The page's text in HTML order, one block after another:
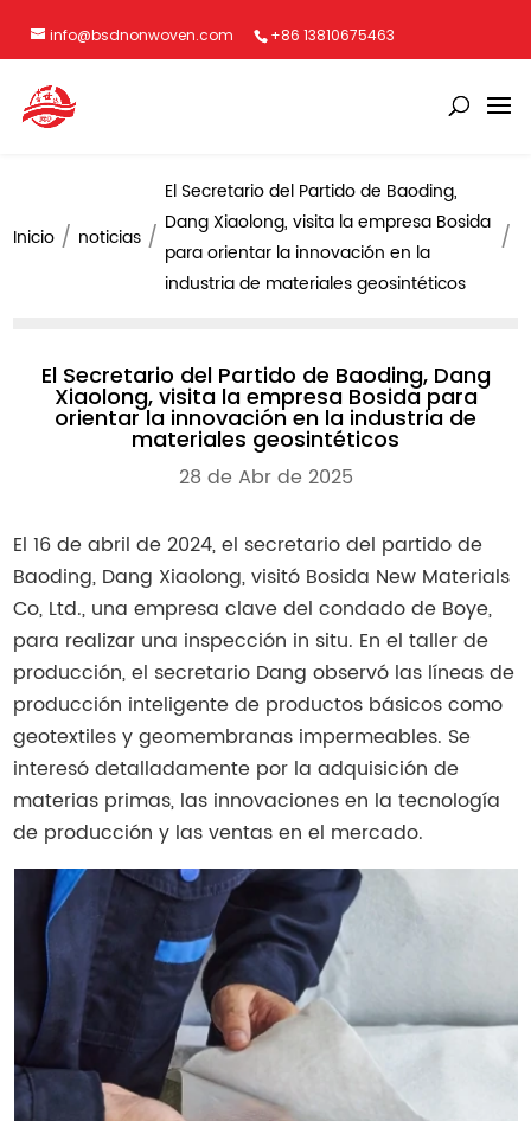
info@bsdnonwoven.com +86 13810675463
Inicio noticias
El Secretario del Partido de Baoding,
Dang Xiaolong, visita la empresa Bosida
para orientar la innovación en la
industria de materiales geosintéticos
El Secretario del Partido de Baoding, Dang
Xiaolong, visita la empresa Bosida para
orientar la innovación en la industria de
materiales geosintéticos
28 de Abr de 2025
El 16 de abril de 2024, el secretario del partido de
Baoding, Dang Xiaolong, visitó Bosida New Materials
Co, Ltd., una empresa clave del condado de Boye,
para realizar una inspección in situ. En el taller de
producción, el secretario Dang observó las líneas de
producción inteligente de productos básicos como
geotextiles y geomembranas impermeables. Se
interesó detalladamente por la adquisición de
materias primas, las innovaciones en la tecnología
de producción y las ventas en el mercado.